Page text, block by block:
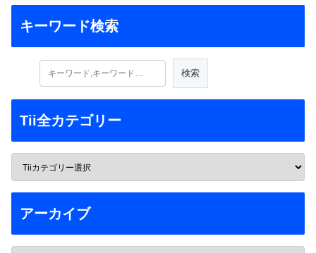
キーワード検索
Tii全カテゴリー
アーカイブ